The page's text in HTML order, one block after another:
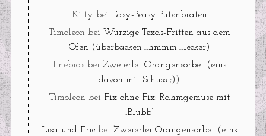
Kitty bei Easy-Peasy Putenbraten
Timoleon bei Würzige Texas-Fritten aus dem
Ofen (überbacken….hmmm….lecker)
Enebiasbei Zweierlei Orangensorbet (eins
davon mit Schuss ;))
Timoleon bei Fix ohne Fix: Rahmgemüse mit
„Blubb“
Lisa und Eric bei Zweierlei Orangensorbet (eins